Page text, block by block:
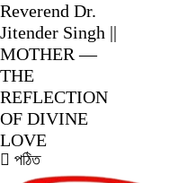
Reverend Dr.
Jitender Singh ||
MOTHER —
THE
REFLECTION
OF DIVINE
LOVE
পঠিত